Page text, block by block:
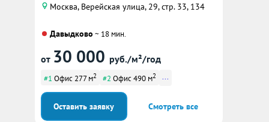
Москва, Верейская улица, 29, стр. 33, 134
Давыдково ~ 18 мин.
от 30 000 руб./м²/год
#1 Офис 277 м2 #2 Офис 490 м2 ...
Оставить заявку Смотреть все